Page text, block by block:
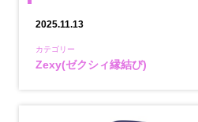
2025.11.13
カテゴリー
Zexy(ゼクシィ縁結び)